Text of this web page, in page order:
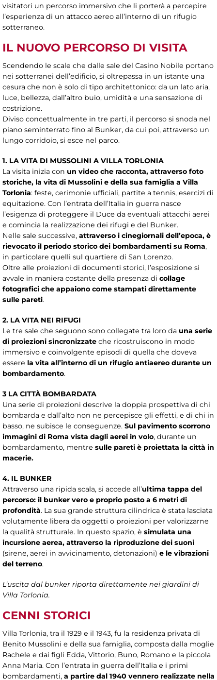
visitatori un percorso immersivo che li porterà a percepire
l’esperienza di un attacco aereo all’interno di un rifugio
sotterraneo.
IL NUOVO PERCORSO DI VISITA
Scendendo le scale che dalle sale del Casino Nobile portano
nei sotterranei dell’edificio, si oltrepassa in un istante una
cesura che non è solo di tipo architettonico: da un lato aria,
luce, bellezza, dall’altro buio, umidità e una sensazione di
costrizione.
Diviso concettualmente in tre parti, il percorso si snoda nel
piano seminterrato fino al Bunker, da cui poi, attraverso un
lungo corridoio, si esce nel parco.
1. LA VITA DI MUSSOLINI A VILLA TORLONIA
La visita inizia con un video che racconta, attraverso foto
storiche, la vita di Mussolini e della sua famiglia a Villa
Torlonia: feste, cerimonie ufficiali, partite a tennis, esercizi di
equitazione. Con l’entrata dell’Italia in guerra nasce
l’esigenza di proteggere il Duce da eventuali attacchi aerei
e comincia la realizzazione dei rifugi e del Bunker.
Nelle sale successive, attraverso i cinegiornali dell’epoca, è
rievocato il periodo storico dei bombardamenti su Roma,
in particolare quelli sul quartiere di San Lorenzo.
Oltre alle proiezioni di documenti storici, l’esposizione si
avvale in maniera costante della presenza di collage
fotografici che appaiono come stampati direttamente
sulle pareti.
2. LA VITA NEI RIFUGI
Le tre sale che seguono sono collegate tra loro da una serie
di proiezioni sincronizzate che ricostruiscono in modo
immersivo e coinvolgente episodi di quella che doveva
essere la vita all’interno di un rifugio antiaereo durante un
bombardamento.
3 LA CITTÀ BOMBARDATA
Una serie di proiezioni descrive la doppia prospettiva di chi
bombarda e dall’alto non ne percepisce gli effetti, e di chi in
basso, ne subisce le conseguenze. Sul pavimento scorrono
immagini di Roma vista dagli aerei in volo, durante un
bombardamento, mentre sulle pareti è proiettata la città in
macerie.
4. IL BUNKER
Attraverso una ripida scala, si accede all’ultima tappa del
percorso: il bunker vero e proprio posto a 6 metri di
profondità. La sua grande struttura cilindrica è stata lasciata
volutamente libera da oggetti o proiezioni per valorizzarne
la qualità strutturale. In questo spazio, è simulata una
incursione aerea, attraverso la riproduzione dei suoni
(sirene, aerei in avvicinamento, detonazioni) e le vibrazioni
del terreno.
L’uscita dal bunker riporta direttamente nei giardini di
Villa Torlonia.
CENNI STORICI
Villa Torlonia, tra il 1929 e il 1943, fu la residenza privata di
Benito Mussolini e della sua famiglia, composta dalla moglie
Rachele e dai figli Edda, Vittorio, Buno, Romano e la piccola
Anna Maria. Con l’entrata in guerra dell’Italia e i primi
bombardamenti, a partire dal 1940 vennero realizzate nella